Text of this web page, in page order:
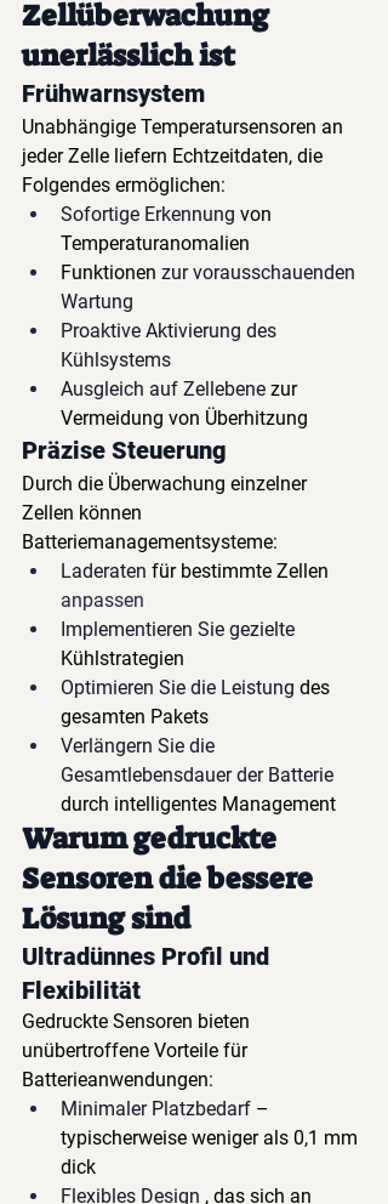
Zellüberwachung
unerlässlich ist
Frühwarnsystem
Unabhängige Temperatursensoren an
jeder Zelle liefern Echtzeitdaten, die
Folgendes ermöglichen:
Sofortige Erkennung von
Temperaturanomalien
Funktionen zur vorausschauenden
Wartung
Proaktive Aktivierung des
Kühlsystems
Ausgleich auf Zellebene zur
Vermeidung von Überhitzung
Präzise Steuerung
Durch die Überwachung einzelner
Zellen können
Batteriemanagementsysteme:
Laderaten für bestimmte Zellen
anpassen
Implementieren Sie gezielte
Kühlstrategien
Optimieren Sie die Leistung des
gesamten Pakets
Verlängern Sie die
Gesamtlebensdauer der Batterie
durch intelligentes Management
Warum gedruckte
Sensoren die bessere
Lösung sind
Ultradünnes Profil und
Flexibilität
Gedruckte Sensoren bieten
unübertroffene Vorteile für
Batterieanwendungen:
Minimaler Platzbedarf –
typischerweise weniger als 0,1 mm
dick
Flexibles Design , das sich an